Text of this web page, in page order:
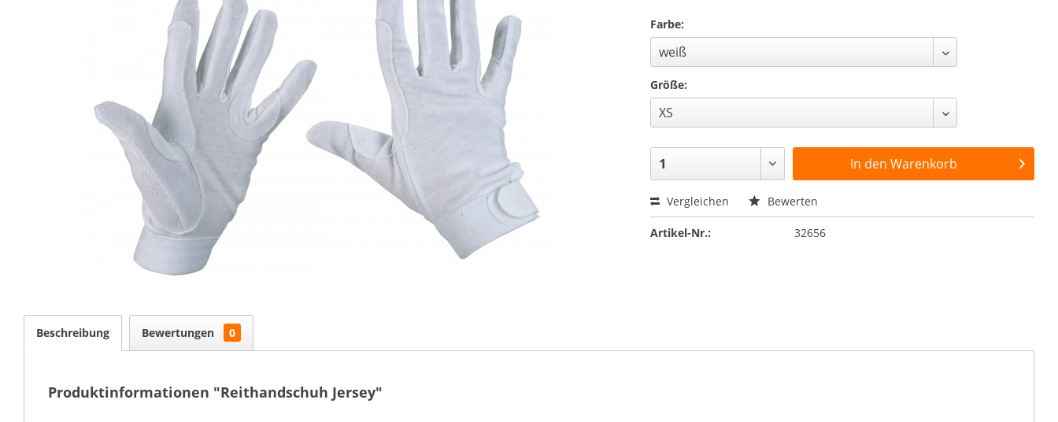
Farbe:
Größe:
In den Warenkorb
Vergleichen Bewerten
Artikel-Nr.: 32656
Beschreibung Bewertungen 0
Produktinformationen "Reithandschuh Jersey"